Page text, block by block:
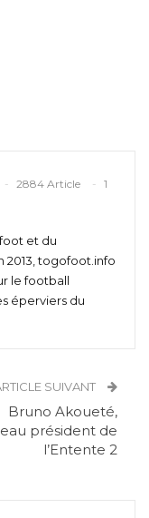
2884 Article
1
et du
2013, togofoot.info
le football
éperviers du
SUIVANT
Bruno Akoueté,
président de
l’Entente 2